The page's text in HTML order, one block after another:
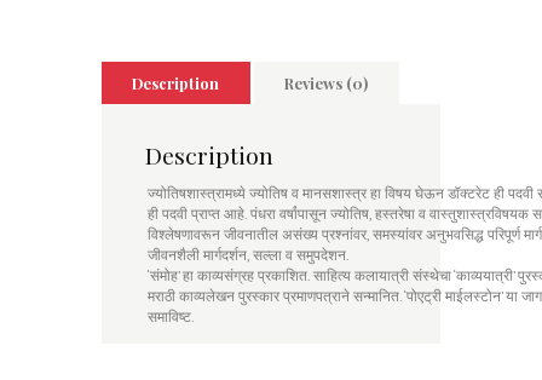
Description Reviews (0)
Description
ज्योतिषशास्त्रामध्ये ज्योतिष व मानसशास्त्र हा विषय घेऊन डॉक्टरेट ही
ही पदवी प्राप्त आहे. पंधरा वर्षांपासून ज्योतिष, हस्तरेषा व
विश्लेषणावरून जीवनातील असंख्य प्रश्नांवर, समस्यांवर अनुभवसिद्ध परिपूर्ण
जीवनशैली मार्गदर्शन, सल्ला व समुपदेशन.
‘संमोह’ हा काव्यसंग्रह प्रकाशित. साहित्य कलायात्री संस्थेचा ‘काव्ययात्री’
मराठी काव्यलेखन पुरस्कार प्रमाणपत्राने सन्मानित. ‘पोएट्री माईलस्टोन’ या
समाविष्ट.